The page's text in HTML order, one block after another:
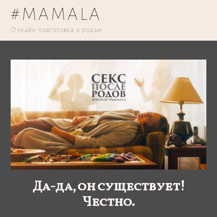
#MAMALA
Онлайн подготовка к родам
Да-да, он существует!
Честно.